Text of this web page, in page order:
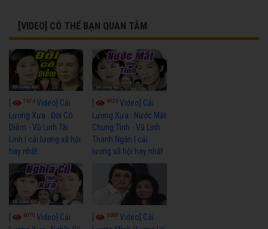
[VIDEO] CÓ THỂ BẠN QUAN TÂM
7674Video] Cải
Lương Xưa : Đời Cô
Diễm - Vũ Linh Tài
Linh | cải lương xã hội
hay nhất
6926Video] Cải
Lương Xưa : Nước Mắt
Chung Tình - Vũ Linh
Thanh Ngân | cải
lương xã hội hay nhất
6070 Video] Cải
6688Video] Cải